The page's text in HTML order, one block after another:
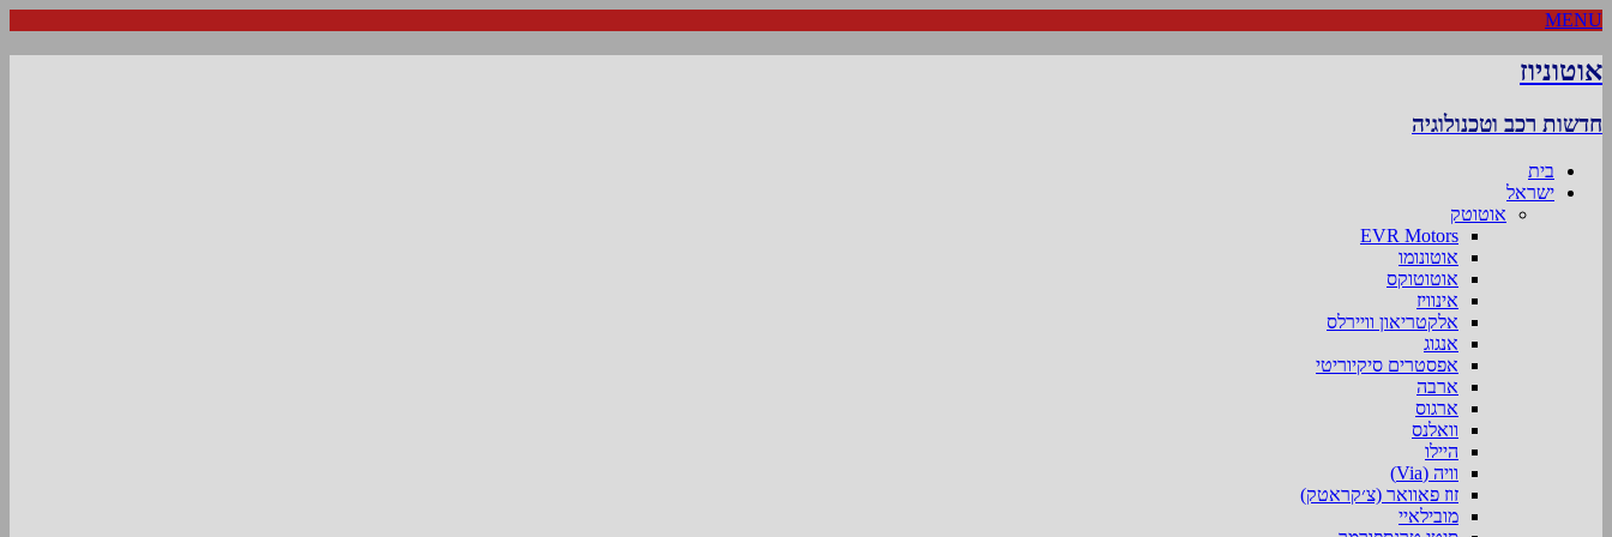
MENU
אוטוניוז
חדשות רכב וטכנולוגיה
בית
ישראל
אוטוטק
EVR Motors
אוטונומו
אוטוטוקס
אינוויז
אלקטריאון וויירלס
אנגוג
אפסטרים סיקיוריטי
ארבה
ארגוס
וואלנס
היילו
וויה (Via)
זוז פאוואר (צ׳קראטק)
מובילאיי